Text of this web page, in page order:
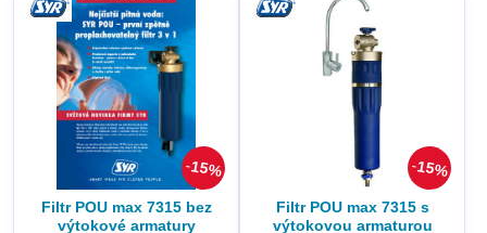
15%
Filtr POU max 7315 bez
výtokové armatury
15%
Filtr POU max 7315 s
výtokovou armaturou